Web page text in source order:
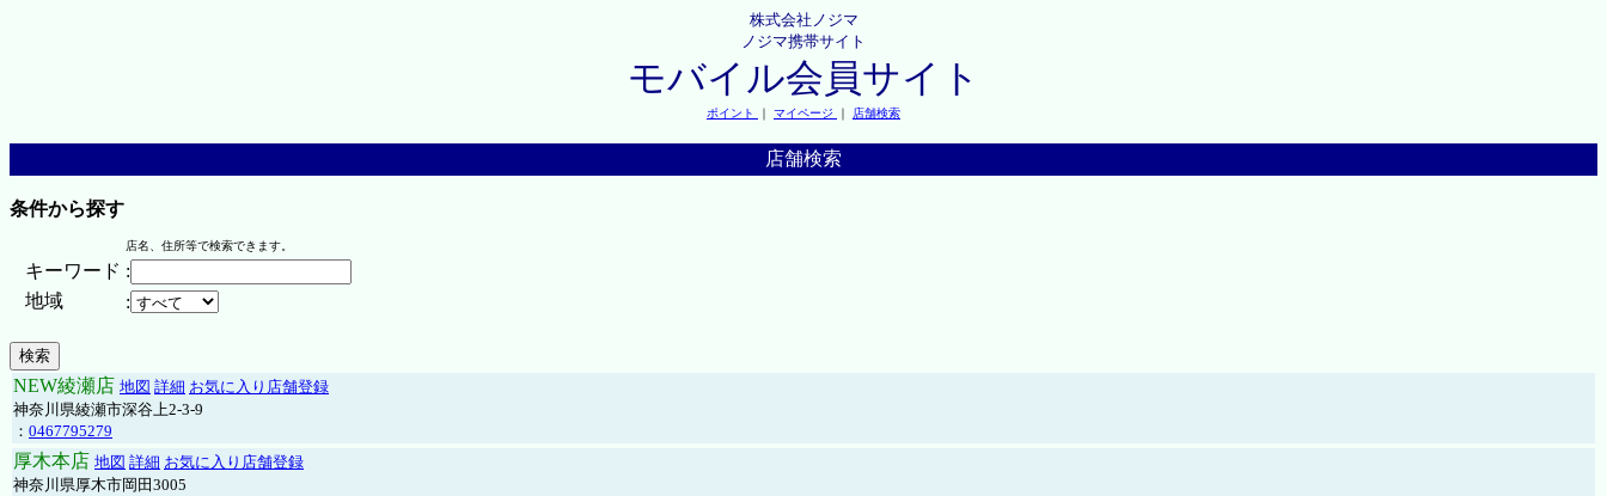
株式会社ノジマ
ノジマ携帯サイト
モバイル会員サイト
ポイント ｜ マイページ ｜ 店舗検索
店舗検索
条件から探す
店名、住所等で検索できます。
キーワード :
地域
:
NEW綾瀬店 地図 詳細 お気に入り店舗登録
神奈川県綾瀬市深谷上2-3-9
： 0467795279
厚木本店 地図 詳細 お気に入り店舗登録
神奈川県厚木市岡田3005